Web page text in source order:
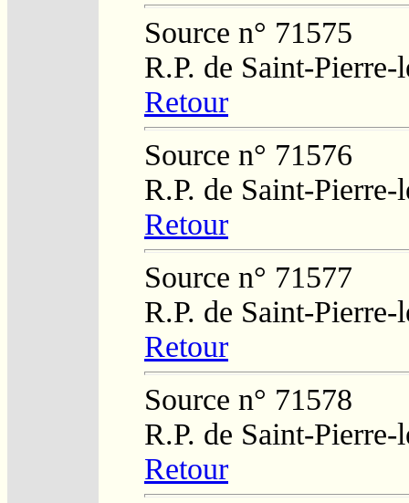
Source n° 71575
R.P. de Saint-
Retour
Source n° 71576
R.P. de Saint-
Retour
Source n° 71577
R.P. de Saint-
Retour
Source n° 71578
R.P. de Saint-
Retour